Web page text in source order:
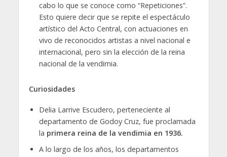
cabo lo que se conoce como “Repeticiones”.
Esto quiere decir que se repite el espectáculo
artístico del Acto Central, con actuaciones en
vivo de reconocidos artistas a nivel nacional e
internacional, pero sin la elección de la reina
nacional de la vendimia.
Curiosidades
Delia Larrive Escudero, perteneciente al
departamento de Godoy Cruz, fue proclamada
la primera reina de la vendimia en 1936.
A lo largo de los años, los departamentos